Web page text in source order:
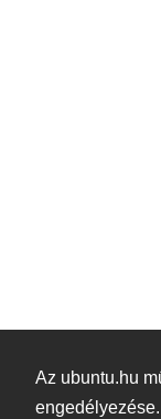
Az ubuntu.hu
engedélyezése.